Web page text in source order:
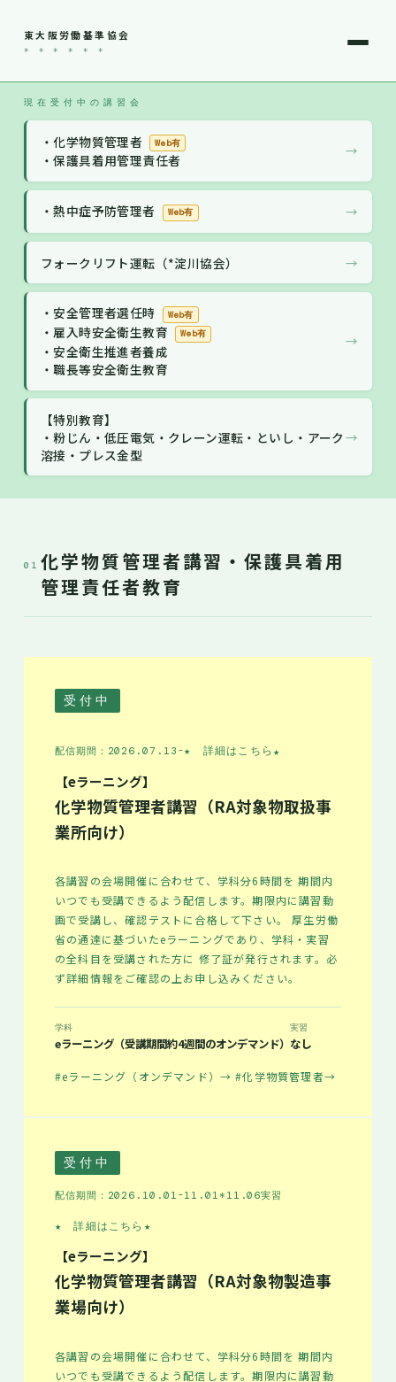
東大阪労働基準協会
* * * * * *
現在受付中の講習会
・化学物質管理者 Web有
・保護具着用管理責任者
→
・熱中症予防管理者 Web有 →
フォークリフト運転（*淀川協会） →
・安全管理者選任時 Web有
・雇入時安全衛生教育 Web有
・安全衛生推進者養成
・職長等安全衛生教育
→
【特別教育】
・粉じん・低圧電気・クレーン運転・といし・アーク
溶接・プレス金型
→
01 化学物質管理者講習・保護具着用
管理責任者教育
受付中
配信期間：2026.07.13-★ 詳細はこちら★
【eラーニング】
化学物質管理者講習（RA対象物取扱事
業所向け）
各講習の会場開催に合わせて、学科分6時間を 期間内
いつでも受講できるよう配信します。期限内に講習動
画で受講し、確認テストに合格して下さい。 厚生労働
省の通達に基づいたeラーニングであり、学科・実習
の全科目を受講された方に 修了証が発行されます。必
ず詳細情報をご確認の上お申し込みください。
学科
eラーニング（受講期間約4週間のオンデマンド）
実習
なし
#eラーニング（オンデマンド）→ #化学物質管理者→
受付中
配信期間：2026.10.01-11.01*11.06実習
★ 詳細はこちら ★
【eラーニング】
化学物質管理者講習（RA対象物製造事
業場向け）
各講習の会場開催に合わせて、学科分6時間を 期間内
いつでも受講できるよう配信します。期限内に講習動